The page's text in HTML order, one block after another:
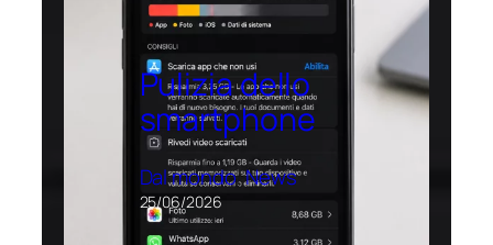
Pulizia dello
smartphone
Dal mondo, News
25/06/2026